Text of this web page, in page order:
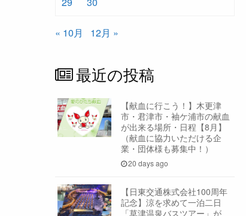
« 10月 12月 »
最近の投稿
【献血に行こう！】木更津
市・君津市・袖ケ浦市の献血
が出来る場所・日程【8月】
（献血に協力いただける企
業・団体様も募集中！）
20 days ago
【日東交通株式会社100周年
記念】涼を求めて一泊二日
「草津温泉バスツアー」が